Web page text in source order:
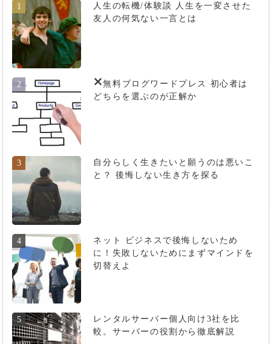
1
人生の転機/体験談 人生を一変させた
友人の何気ない一言とは
2 無料ブログ ワードプレス 初心者は
どちらを選ぶのが正解か
3
自分らしく生きたいと願うのは悪いこ
と？ 後悔しない生き方を探る
4
ネット ビジネスで後悔しないため
に！失敗しないためにまずマインドを
切替えよ
5
レンタルサーバー個人向け3社を比
較。サーバーの役割から徹底解説